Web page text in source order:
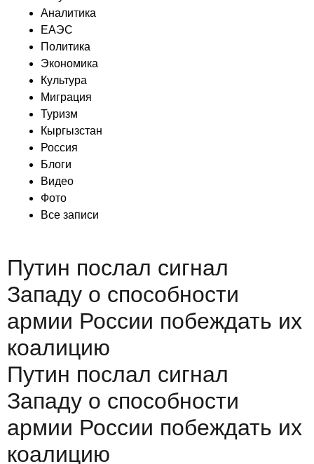
Аналитика
ЕАЭС
Политика
Экономика
Культура
Миграция
Туризм
Кыргызстан
Россия
Блоги
Видео
Фото
Все записи
Путин послал сигнал
Западу о способности
армии России побеждать их
коалицию
Путин послал сигнал
Западу о способности
армии России побеждать их
коалицию